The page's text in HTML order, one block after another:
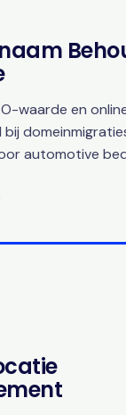
waarde en
automotive